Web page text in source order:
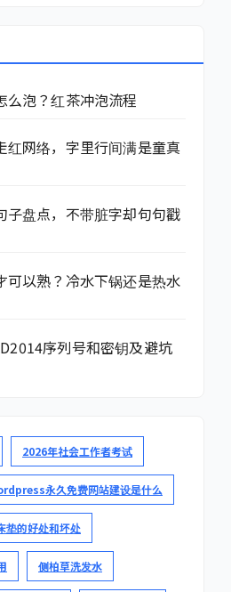
么泡？红茶冲泡流程
红网络，字里行间满是童真
子盘点，不带脏字却句句戳
可以熟？冷水下锅还是热水
序列号和密钥及避坑
2026年社会工作者考试
永久免费网站建设是什么
垫的好处和坏处
侧柏草洗发水